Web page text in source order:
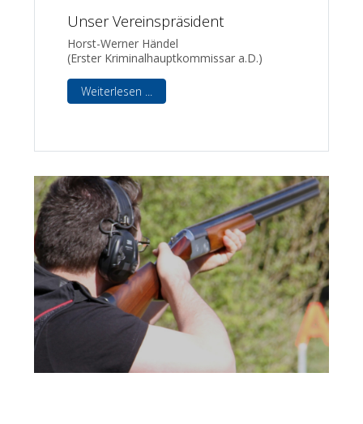
Unser Vereinspräsident
Horst-Werner Händel
(Erster Kriminalhauptkommissar a.D.)
Weiterlesen ...